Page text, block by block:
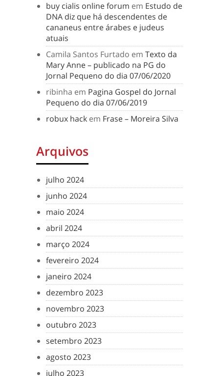
buy cialis online forum em Estudo de
DNA diz que há descendentes de
cananeus entre árabes e judeus
atuais
Camila Santos Furtado em Texto da
Mary Anne – publicado na PG do
Jornal Pequeno do dia 07/06/2020
ribinha em Pagina Gospel do Jornal
Pequeno do dia 07/06/2019
robux hack em Frase – Moreira Silva
Arquivos
julho 2024
junho 2024
maio 2024
abril 2024
março 2024
fevereiro 2024
janeiro 2024
dezembro 2023
novembro 2023
outubro 2023
setembro 2023
agosto 2023
julho 2023